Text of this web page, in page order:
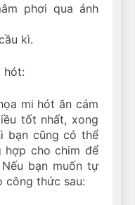
phơi qua ánh
kì.
hót:
mi hót ăn cám
tốt nhất, xong
bạn cũng có thể
hợp cho chim để
bạn muốn tự
công thức sau: